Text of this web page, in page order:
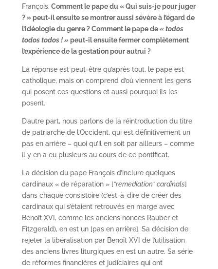
François. Comment le pape du « Qui suis-je pour juger
? » peut-il ensuite se montrer aussi sévère à l’égard de
l’idéologie du genre ? Comment le pape de« todos
todos todos ! » peut-il ensuite fermer complètement
l’expérience de la gestation pour autrui ?
La réponse est peut-être qu’après tout, le pape est
catholique, mais on comprend d’où viennent les gens
qui posent ces questions et aussi pourquoi ils les
posent.
D’autre part, nous parlons de la réintroduction du titre
de patriarche de l’Occident, qui est définitivement un
pas en arrière – quoi qu’il en soit par ailleurs – comme
il y en a eu plusieurs au cours de ce pontificat.
La décision du pape François d’inclure quelques
cardinaux « de réparation » [“remediation” cardinals]
dans chaque consistoire (c’est-à-dire de créer des
cardinaux qui s’étaient retrouvés en marge avec
Benoît XVI, comme les anciens nonces Rauber et
Fitzgerald), en est un [pas en arrière]. Sa décision de
rejeter la libéralisation par Benoît XVI de l’utilisation
des anciens livres liturgiques en est un autre. Sa série
de réformes financières et judiciaires qui ont